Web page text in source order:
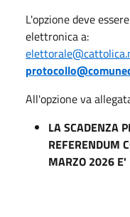
L'opzione deve
elettronica a:
All'opzione va
LA SCADENZA
REFERENDUM
MARZO 2026 E'